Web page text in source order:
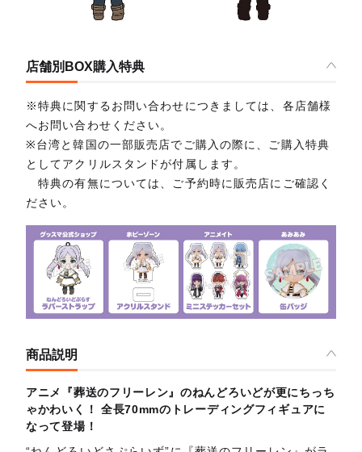
店舗別BOX購入特典
※特典に関するお問い合わせにつきましては、各店舗様
へお問い合わせください。
※台湾と韓国の一部販売店でご購入の際に、ご購入特典
としてアクリルスタンドが付属します。
特典の有無については、ご予約時に販売店にご確認く
ださい。
商品説明
アニメ『葬送のフリーレン』のねんどろいどが更にちっち
ゃかわいく！ 全長70mmのトレーディングフィギュアに
なって登場！